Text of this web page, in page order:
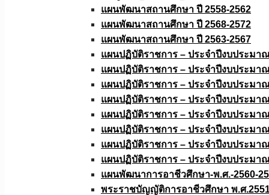
แผนพัฒนาสถานศึกษา ปี 2558-2562
แผนพัฒนาสถานศึกษา ปี 2568-2572
แผนพัฒนาสถานศึกษา ปี 2563-2567
แผนปฏิบัติราชการ – ประจำปีงบประมา
แผนปฏิบัติราชการ – ประจำปีงบประมา
แผนปฏิบัติราชการ – ประจำปีงบประมา
แผนปฏิบัติราชการ – ประจำปีงบประมา
แผนปฏิบัติราชการ – ประจำปีงบประมา
แผนปฏิบัติราชการ – ประจำปีงบประมา
แผนปฏิบัติราชการ – ประจำปีงบประมา
แผนปฏิบัติราชการ – ประจำปีงบประมา
แผนพัฒนาการอาชีวศึกษา-พ.ศ.-2560-
พระราชบัญญัติการอาชีวศึกษา พ.ศ